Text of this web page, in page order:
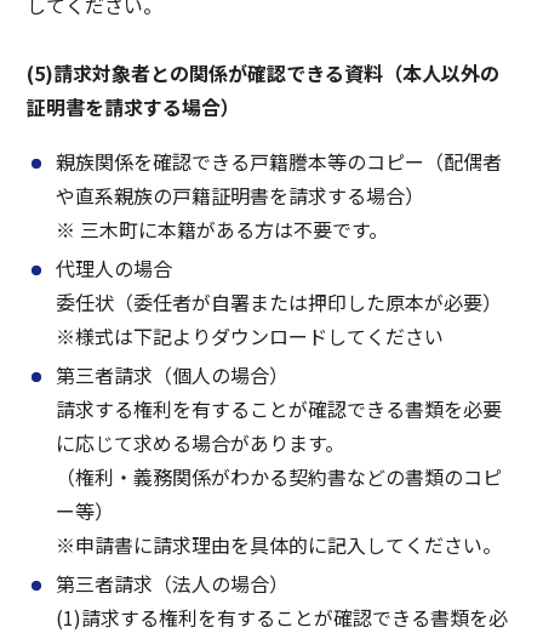
(5)請求対象者との関係が確認できる資料（本人以外の
証明書を請求する場合）
親族関係を確認できる戸籍謄本等のコピー（配偶者
や直系親族の戸籍証明書を請求する場合）
※ 三木町に本籍がある方は不要です。
代理人の場合
委任状（委任者が自署または押印した原本が必要）
※様式は下記よりダウンロードしてください
第三者請求（個人の場合）
請求する権利を有することが確認できる書類を必要
に応じて求める場合があります。
（権利・義務関係がわかる契約書などの書類のコピ
ー等）
※申請書に請求理由を具体的に記入してください。
第三者請求（法人の場合）
(1)請求する権利を有することが確認できる書類を必